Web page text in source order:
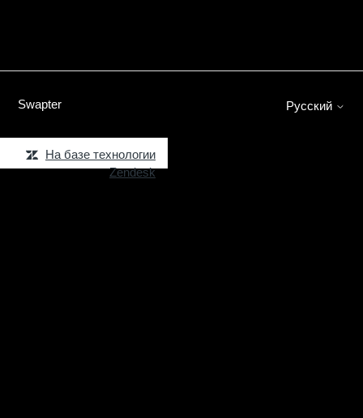
Swapter Русский
На базе технологии
Zendesk